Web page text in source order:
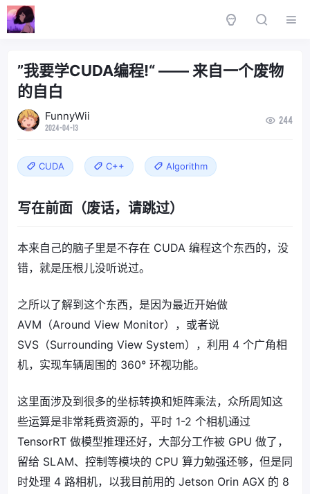
”我要学CUDA编程!“ —— 来自一个废物
的自白
FunnyWii
2024-04-13
244
CUDA C++ Algorithm
写在前面（废话，请跳过）
本来自己的脑子里是不存在 CUDA 编程这个东西的，没
错，就是压根儿没听说过。
之所以了解到这个东西，是因为最近开始做
AVM（Around View Monitor），或者说
SVS（Surrounding View System），利用 4 个广角相
机，实现车辆周围的 360° 环视功能。
这里面涉及到很多的坐标转换和矩阵乘法，众所周知这
些运算是非常耗费资源的，平时 1-2 个相机通过
TensorRT 做模型推理还好，大部分工作被 GPU 做了，
留给 SLAM、控制等模块的 CPU 算力勉强还够，但是同
时处理 4 路相机，以我目前用的 Jetson Orin AGX 的 8